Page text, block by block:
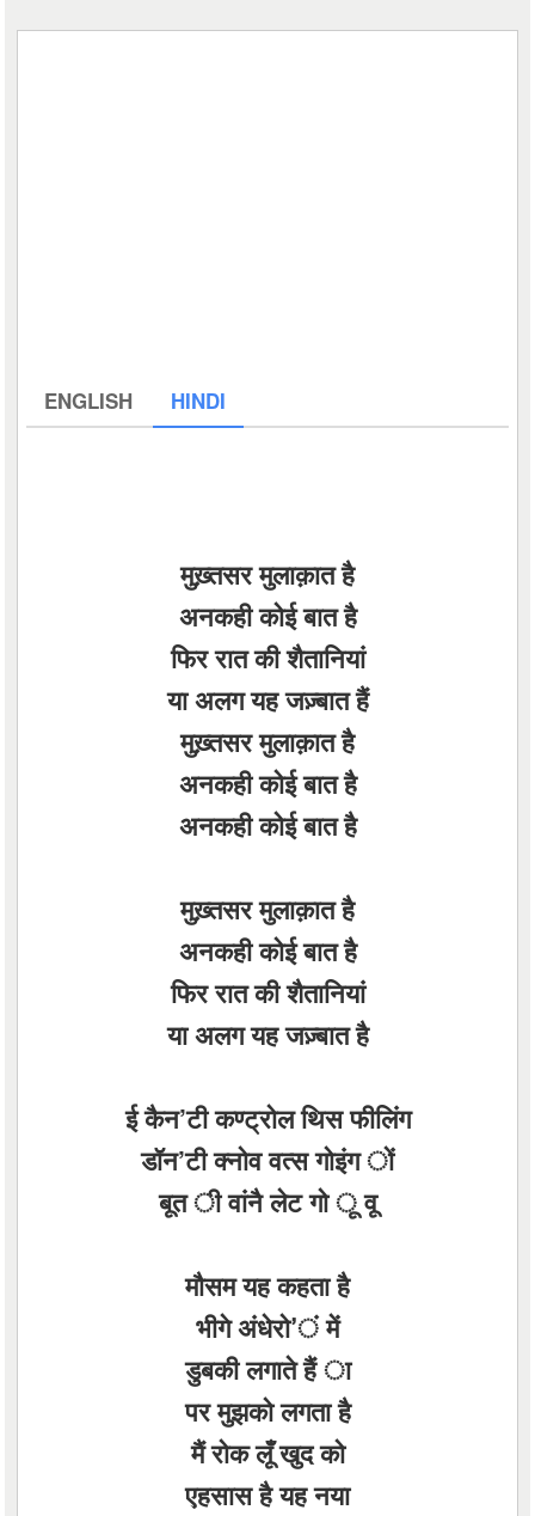
ENGLISH HINDI
मुख़्तसर मुलाक़ात है
अनकही कोई बात है
फिर रात की शैतानियां
या अलग यह जज़्बात हैं
मुख़्तसर मुलाक़ात है
अनकही कोई बात है
अनकही कोई बात है
मुख़्तसर मुलाक़ात है
अनकही कोई बात है
फिर रात की शैतानियां
या अलग यह जज़्बात है
ई कैन’टी कण्ट्रोल थिस फीलिंग
डॉन’टी क्नोव वत्स गोइंग ों
बूत ी वांनै लेट गो ू वू
मौसम यह कहता है
भीगे अंधेरो’ं में
डुबकी लगाते हैं ा
पर मुझको लगता है
मैं रोक लूँ खुद को
एहसास है यह नया